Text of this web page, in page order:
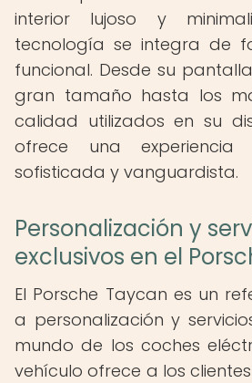
interior lujoso y
tecnología se integra de
funcional. Desde su
gran tamaño hasta los
calidad utilizados en su
ofrece una experiencia
sofisticada y vanguardista.
Personalización y
exclusivos en el
El Porsche Taycan es un
a personalización y
mundo de los coches
vehículo ofrece a los